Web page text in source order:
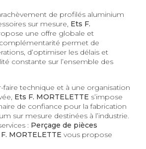
de profilés aluminium
sur mesure, Ets F.
une offre globale et
permet de
d’optimiser les délais et
constante sur l’ensemble des
faire technique et à une organisation
Ets F. MORTELETTE s’impose
de confiance pour la fabrication
sur mesure destinées à l’industrie.
: Perçage de pièces
MORTELETTE vous propose